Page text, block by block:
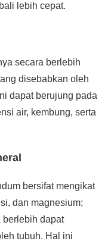
lebih cepat.
secara berlebih
disebabkan oleh
dapat berujung pada
air, kembung, serta
bersifat mengikat
dan magnesium;
berlebih dapat
tubuh. Hal ini